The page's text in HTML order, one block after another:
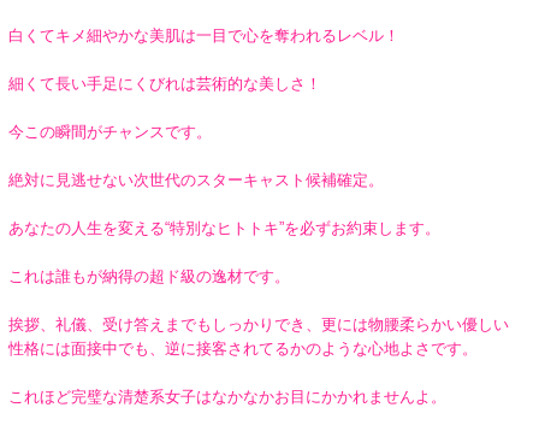
白くてキメ細やかな美肌は一目で心を奪われるレベル！
細くて長い手足にくびれは芸術的な美しさ！
今この瞬間がチャンスです。
絶対に見逃せない次世代のスターキャスト候補確定。
あなたの人生を変える“特別なヒトトキ”を必ずお約束します。
これは誰もが納得の超ド級の逸材です。
挨拶、礼儀、受け答えまでもしっかりでき、更には物腰柔らかい優しい
性格には面接中でも、逆に接客されてるかのような心地よさです。
これほど完璧な清楚系女子はなかなかお目にかかれませんよ。